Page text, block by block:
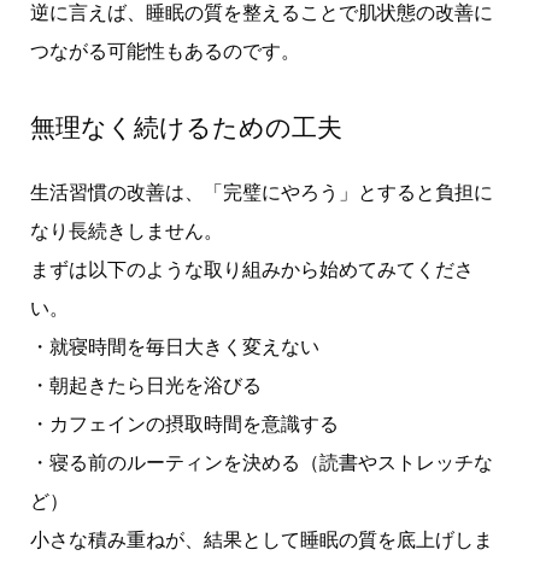
逆に言えば、睡眠の質を整えることで肌状態の改善に
つながる可能性もあるのです。
無理なく続けるための工夫
生活習慣の改善は、「完璧にやろう」とすると負担に
なり長続きしません。
まずは以下のような取り組みから始めてみてくださ
い。
・就寝時間を毎日大きく変えない
・朝起きたら日光を浴びる
・カフェインの摂取時間を意識する
・寝る前のルーティンを決める（読書やストレッチな
ど）
小さな積み重ねが、結果として睡眠の質を底上げしま